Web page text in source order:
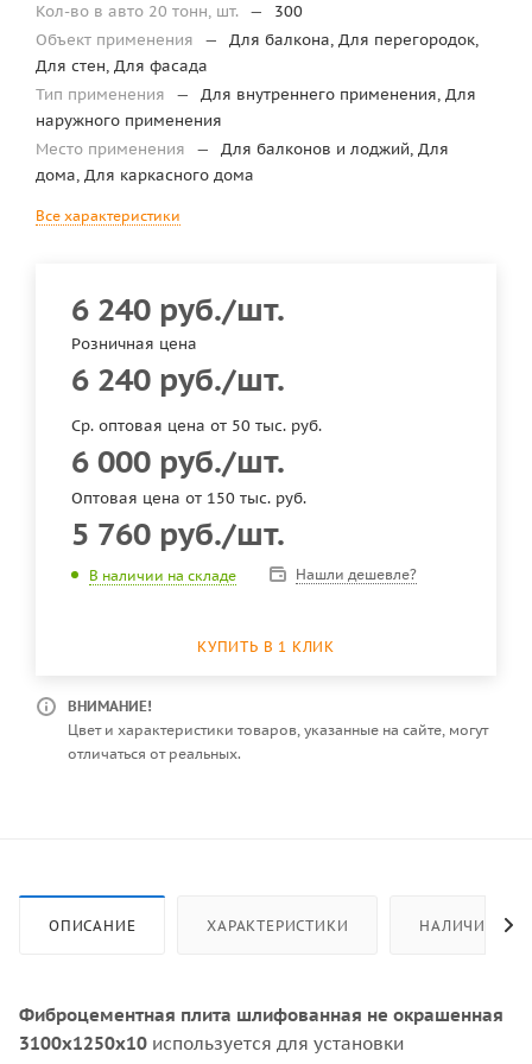
Кол-во в авто 20 тонн, шт. —
300
Объект применения
—
Для балкона, Для перегородок,
Для стен, Для фасада
Тип применения
—
Для внутреннего применения, Для
наружного применения
Место применения
—
Для балконов и лоджий, Для
дома, Для каркасного дома
Все характеристики
6 240 руб./шт.
Розничная цена
6 240 руб./шт.
Ср. оптовая цена от 50 тыс. руб.
6 000 руб./шт.
Оптовая цена от 150 тыс. руб.
5 760 руб./шт.
В наличии на складе Нашли дешевле?
КУПИТЬ В 1 КЛИК
ВНИМАНИЕ!
Цвет и характеристики товаров, указанные на сайте, могут
отличаться от реальных.
ОПИСАНИЕ ХАРАКТЕРИСТИКИ НАЛИЧИЕ
Фиброцементная плита шлифованная не окрашенная
3100x1250x10 используется для установки